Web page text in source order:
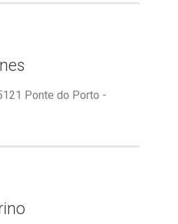
Ponte do Porto -